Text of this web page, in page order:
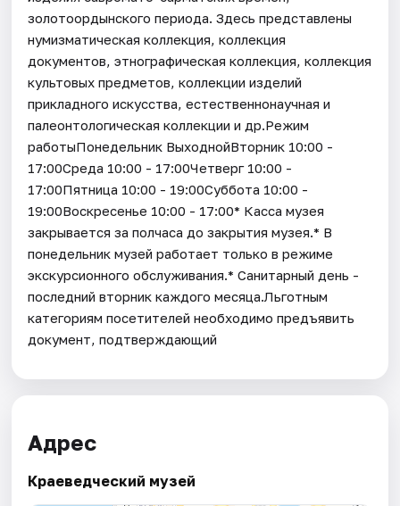
золотоордынского периода. Здесь представлены
нумизматическая коллекция, коллекция
документов, этнографическая коллекция, коллекция
культовых предметов, коллекции изделий
прикладного искусства, естественнонаучная и
палеонтологическая коллекции и др.Режим
работыПонедельник ВыходнойВторник 10:00 -
17:00Среда 10:00 - 17:00Четверг 10:00 -
17:00Пятница 10:00 - 19:00Суббота 10:00 -
19:00Воскресенье 10:00 - 17:00* Касса музея
закрывается за полчаса до закрытия музея.* В
понедельник музей работает только в режиме
экскурсионного обслуживания.* Санитарный день -
последний вторник каждого месяца.Льготным
категориям посетителей необходимо предъявить
документ, подтверждающий
Адрес
Краеведческий музей